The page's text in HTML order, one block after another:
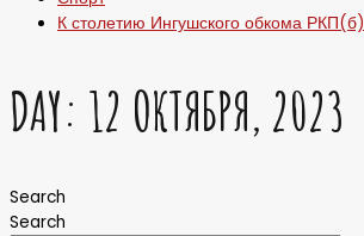
К столетию Ингушского обкома РКП(б)
DAY: 12 ОКТЯБРЯ, 2023
Search
Search